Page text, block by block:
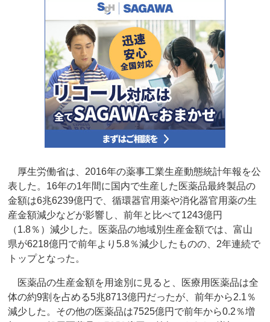
厚生労働省は、2016年の薬事工業生産動態統計年報を公
表した。16年の1年間に国内で生産した医薬品最終製品の
金額は6兆6239億円で、循環器官用薬や消化器官用薬の生
産金額減少などが影響し、前年と比べて1243億円
（1.8％）減少した。医薬品の地域別生産金額では、富山
県が6218億円で前年より5.8％減少したものの、2年連続で
トップとなった。
医薬品の生産金額を用途別に見ると、医療用医薬品は全
体の約9割を占める5兆8713億円だったが、前年から2.1％
減少した。その他の医薬品は7525億円で前年から0.2％増